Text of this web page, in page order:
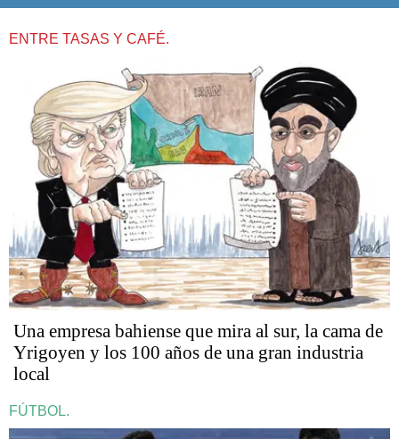
ENTRE TASAS Y CAFÉ.
Una empresa bahiense que mira al sur, la cama de
Yrigoyen y los 100 años de una gran industria
local
FÚTBOL.